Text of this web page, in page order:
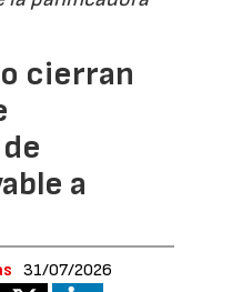
cierran
a
31/07/2026